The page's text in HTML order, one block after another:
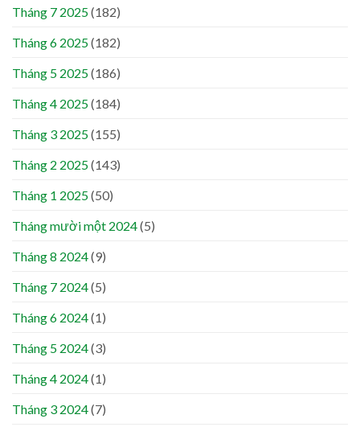
Tháng 7 2025(182)
Tháng 6 2025(182)
Tháng 5 2025(186)
Tháng 4 2025(184)
Tháng 3 2025(155)
Tháng 2 2025(143)
Tháng 1 2025(50)
Tháng mười một 2024(5)
Tháng 8 2024(9)
Tháng 7 2024(5)
Tháng 6 2024(1)
Tháng 5 2024(3)
Tháng 4 2024(1)
Tháng 3 2024(7)